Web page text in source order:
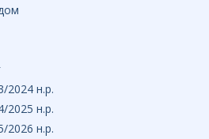
2024 н.р.
2025 н.р.
2026 н.р.